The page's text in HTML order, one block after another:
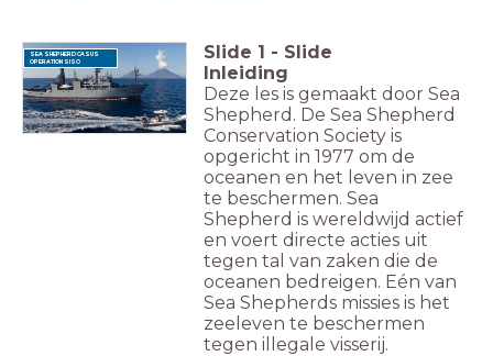
SEA SHEPHERD CASUS
OPERATION SISO
Slide 1 - Slide
Inleiding
Deze les is gemaakt door Sea
Shepherd. De Sea Shepherd
Conservation Society is
opgericht in 1977 om de
oceanen en het leven in zee
te beschermen. Sea
Shepherd is wereldwijd actief
en voert directe acties uit
tegen tal van zaken die de
oceanen bedreigen. Eén van
Sea Shepherds missies is het
zeeleven te beschermen
tegen illegale visserij.